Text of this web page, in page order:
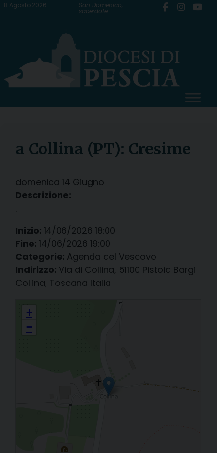
Skip
8 Agosto 2026 San Domenico,
sacerdote
a Collina (PT): Cresime
domenica 14 Giugno
Descrizione:
.
Inizio: 14/06/2026 18:00
Fine: 14/06/2026 19:00
Categorie: Agenda del Vescovo
Indirizzo: Via di Collina, 51100 Pistoia Bargi
Collina, Toscana Italia
a Collina (PT): Cresime
+
−